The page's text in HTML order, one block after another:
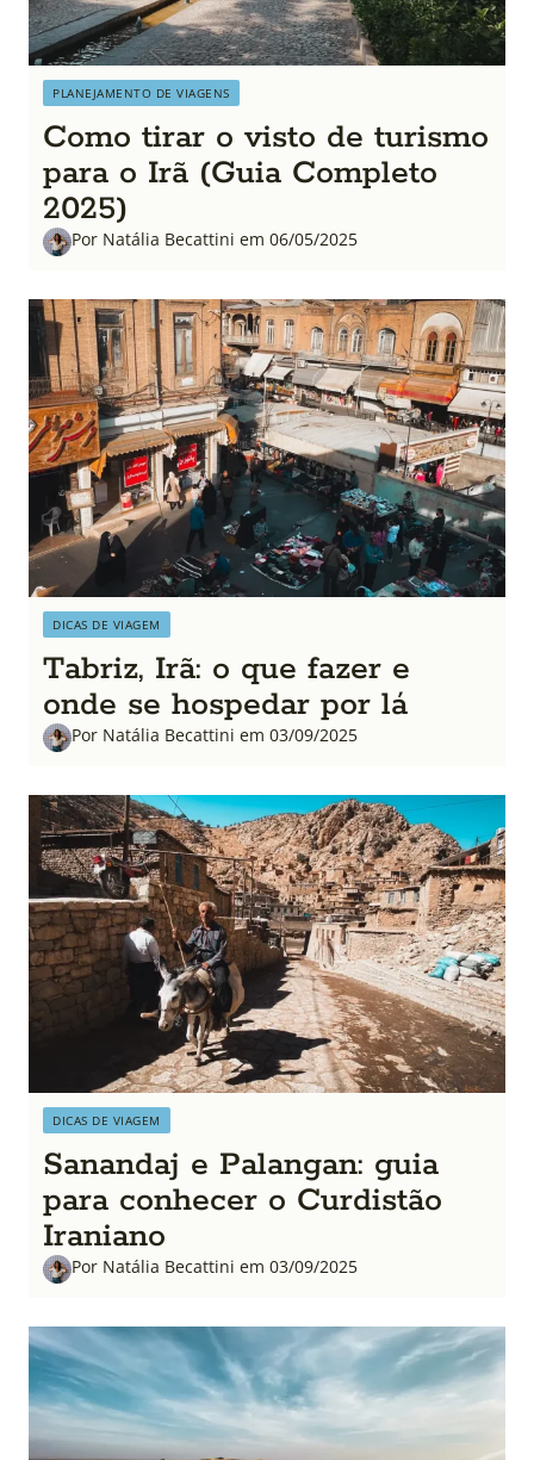
PLANEJAMENTO DE VIAGENS
Como tirar o visto de turismo
para o Irã (Guia Completo
2025)
Por Natália Becattini em 06/05/2025
DICAS DE VIAGEM
Tabriz, Irã: o que fazer e
onde se hospedar por lá
Por Natália Becattini em 03/09/2025
DICAS DE VIAGEM
Sanandaj e Palangan: guia
para conhecer o Curdistão
Iraniano
Por Natália Becattini em 03/09/2025